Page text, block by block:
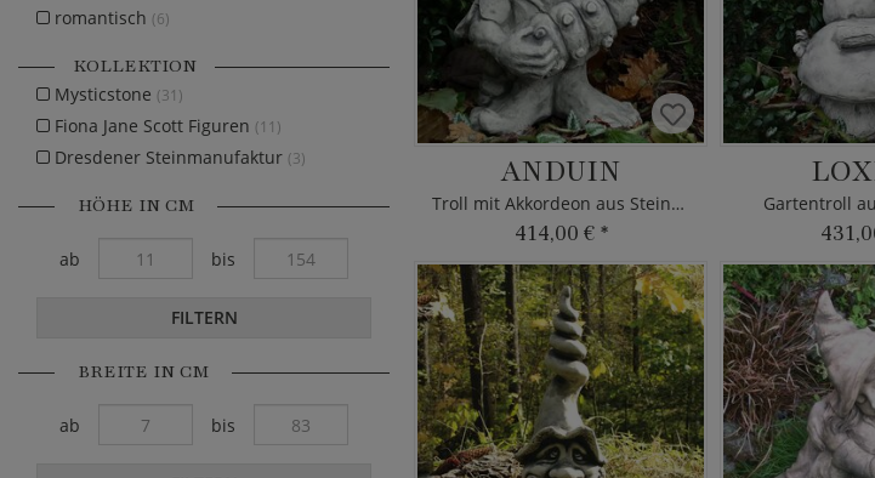
ANDUIN
Troll mit Akkordeon aus Steinguss
414,00 € *
Gartentroll
romantisch (6)
KOLLEKTION
Mysticstone (31)
Fiona Jane Scott Figuren (11)
Dresdener Steinmanufaktur (3)
HÖHE IN CM
ab bis
FILTERN
BREITE IN CM
ab bis